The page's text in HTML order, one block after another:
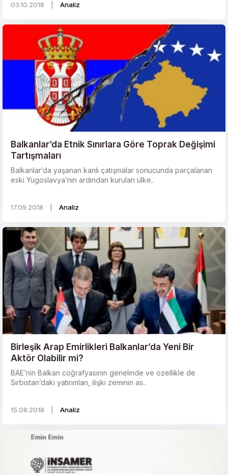
03.10.2018 Analiz
Balkanlar’da Etnik Sınırlara Göre Toprak Değişimi
Tartışmaları
Balkanlar’da yaşanan kanlı çatışmalar sonucunda parçalanan
eski Yugoslavya’nın ardından kurulan ülke..
17.09.2018 Analiz
Birleşik Arap Emirlikleri Balkanlar’da Yeni Bir
Aktör Olabilir mi?
BAE’nin Balkan coğrafyasının genelinde ve özellikle de
Sırbistan’daki yatırımları, ilişki zeminin as..
15.08.2018 Analiz